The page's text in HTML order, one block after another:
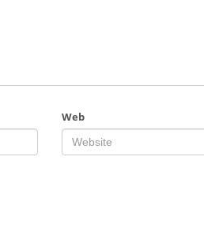
Web